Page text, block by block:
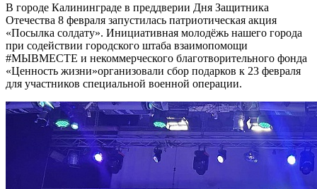
В городе Калининграде в преддверии Дня Защитника
Отечества 8 февраля запустилась патриотическая акция
«Посылка солдату». Инициативная молодёжь нашего города
при содействии городского штаба взаимопомощи
#МЫВМЕСТЕ и некоммерческого благотворительного фонда
«Ценность жизни»организовали сбор подарков к 23 февраля
для участников специальной военной операции.